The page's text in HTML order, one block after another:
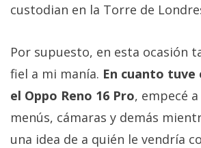
custodian en la Torre de
Por supuesto, en esta ocasión
fiel a mi manía. En cuanto tuve
el Oppo Reno 16 Pro, empecé
menús, cámaras y demás
una idea de a quién le vendría